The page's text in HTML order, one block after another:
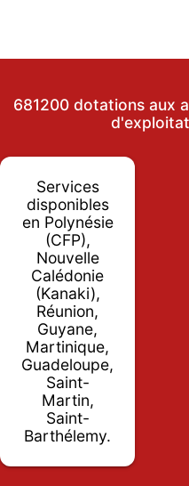
681200 dotations aux
Services
disponibles
en Polynésie
(CFP),
Nouvelle
Calédonie
(Kanaki),
Réunion,
Guyane,
Martinique,
Guadeloupe,
Saint-
Martin,
Saint-
Barthélemy.